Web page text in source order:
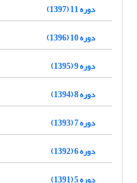
دوره 11 (1397)
دوره 10 (1396)
دوره 9 (1395)
دوره 8 (1394)
دوره 7 (1393)
دوره 6 (1392)
دوره 5 (1391)